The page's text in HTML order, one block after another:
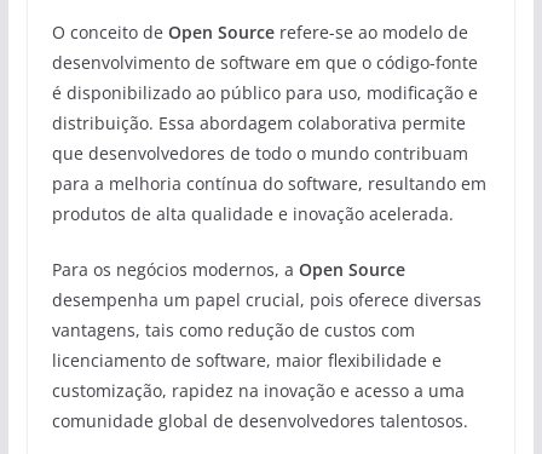
O conceito de Open Sourcerefere-se ao modelo de
desenvolvimento de software em que o código-fonte
é disponibilizado ao público para uso, modificação e
distribuição. Essa abordagem colaborativa permite
que desenvolvedores de todo o mundo contribuam
para a melhoria contínua do software, resultando em
produtos de alta qualidade e inovação acelerada.
Para os negócios modernos, a Open Source
desempenha um papel crucial, pois oferece diversas
vantagens, tais como redução de custos com
licenciamento de software, maior flexibilidade e
customização, rapidez na inovação e acesso a uma
comunidade global de desenvolvedores talentosos.